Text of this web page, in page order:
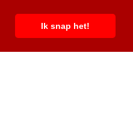
Ik snap het!